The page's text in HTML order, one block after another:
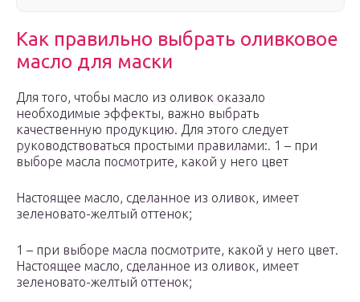
Как правильно выбрать оливковое
масло для маски
Для того, чтобы масло из оливок оказало
необходимые эффекты, важно выбрать
качественную продукцию. Для этого следует
руководствоваться простыми правилами:. 1 – при
выборе масла посмотрите, какой у него цвет
Настоящее масло, сделанное из оливок, имеет
зеленовато-желтый оттенок;
1 – при выборе масла посмотрите, какой у него цвет.
Настоящее масло, сделанное из оливок, имеет
зеленовато-желтый оттенок;